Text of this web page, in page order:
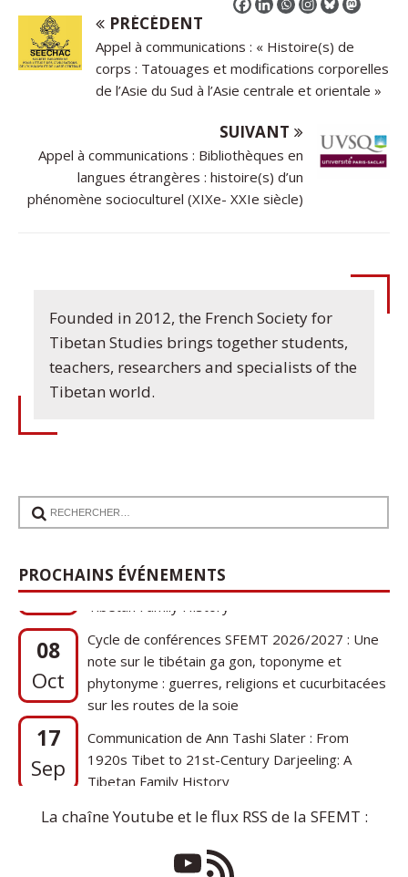
PRÉCÉDENT
Appel à communications : « Histoire(s) de
corps : Tatouages et modifications corporelles
de l’Asie du Sud à l’Asie centrale et orientale »
SUIVANT
Appel à communications : Bibliothèques en
langues étrangères : histoire(s) d’un
phénomène socioculturel (XIXe- XXIe siècle)
Founded in 2012, the French Society for
Tibetan Studies brings together students,
teachers, researchers and specialists of the
Tibetan world.
PROCHAINS ÉVÉNEMENTS
Sep
1920s Tibet to 21st-Century Darjeeling: A
Tibetan Family History
08
Oct
note sur le tibétain ga gon, toponyme et
phytonyme : guerres, religions et cucurbitacées
sur les routes de la soie
17
Sep
1920s Tibet to 21st-Century Darjeeling: A
Tibetan Family History
La chaîne Youtube et le flux RSS de la SFEMT :